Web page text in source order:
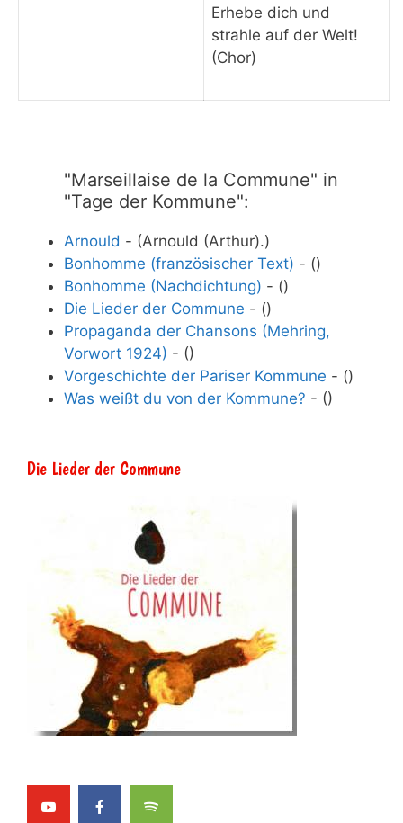
Erhebe dich und
strahle auf der Welt!
(Chor)
"Marseillaise de la Commune" in
"Tage der Kommune":
Arnould - (Arnould (Arthur).)
Bonhomme (französischer Text) - ()
Bonhomme (Nachdichtung) - ()
Die Lieder der Commune - ()
Propaganda der Chansons (Mehring,
Vorwort 1924) - ()
Vorgeschichte der Pariser Kommune - ()
Was weißt du von der Kommune? - ()
Die Lieder der Commune